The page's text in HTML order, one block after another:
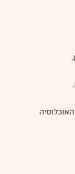
על המינון הסמי לתלי- הכמות הדרושה על מנת להרוג 50% מהאוכלוסיה